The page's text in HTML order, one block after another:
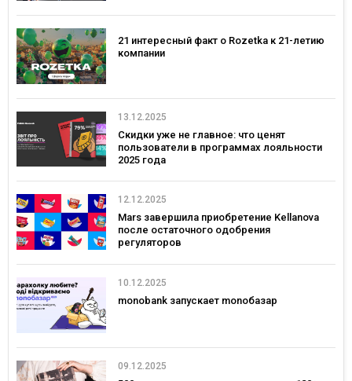
21 интересный факт о Rozetka к 21-летию
компании
13.12.2025
Скидки уже не главное: что ценят
пользователи в программах лояльности
2025 года
12.12.2025
Mars завершила приобретение Kellanova
после остаточного одобрения
регуляторов
10.12.2025
monobank запускает monoбазар
09.12.2025